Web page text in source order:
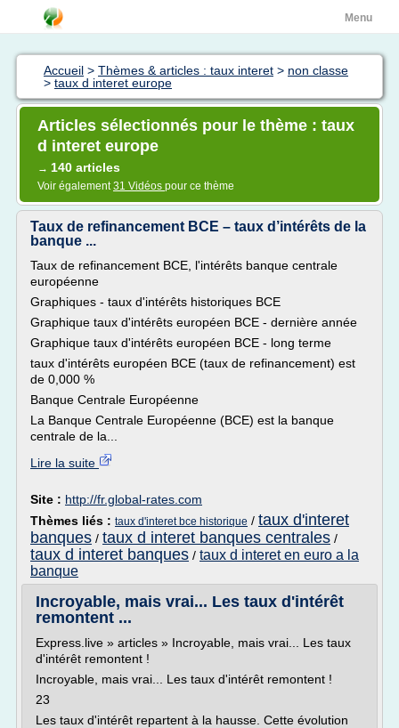
Menu
Accueil > Thèmes & articles : taux interet > non classe
> taux d interet europe
Articles sélectionnés pour le thème : taux
d interet europe
→ 140 articles
Voir également31 Vidéos pour ce thème
Taux de refinancement BCE – taux d’intérêts de la
banque ...
Taux de refinancement BCE, l'intérêts banque centrale
européenne
Graphiques - taux d'intérêts historiques BCE
Graphique taux d'intérêts européen BCE - dernière année
Graphique taux d'intérêts européen BCE - long terme
taux d'intérêts européen BCE (taux de refinancement) est
de 0,000 %
Banque Centrale Européenne
La Banque Centrale Européenne (BCE) est la banque
centrale de la...
Lire la suite
Site : http://fr.global-rates.com
Thèmes liés : taux d'interet bce historique / taux d'interet
banques / taux d interet banques centrales /
taux d interet banques / taux d interet en euro a la
banque
Incroyable, mais vrai... Les taux d'intérêt
remontent ...
Express.live » articles » Incroyable, mais vrai... Les taux
d'intérêt remontent !
Incroyable, mais vrai... Les taux d'intérêt remontent !
23
Les taux d'intérêt repartent à la hausse. Cette évolution